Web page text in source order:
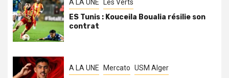
A LA UNE Les Verts
ES Tunis : Kouceila Boualia résilie son
contrat
A LA UNE Mercato USM Alger